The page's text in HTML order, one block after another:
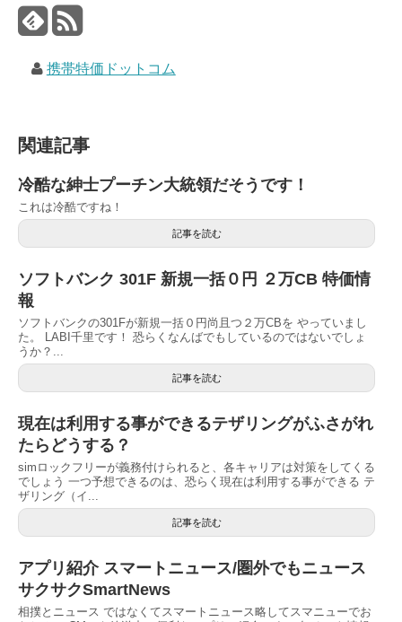
携帯特価ドットコム
関連記事
冷酷な紳士プーチン大統領だそうです！
これは冷酷ですね！
記事を読む
ソフトバンク 301F 新規一括０円 ２万CB 特価情
報
ソフトバンクの301Fが新規一括０円尚且つ２万CBを やっていまし
た。 LABI千里です！ 恐らくなんばでもしているのではないでしょ
うか？...
記事を読む
現在は利用する事ができるテザリングがふさがれ
たらどうする？
simロックフリーが義務付けられると、各キャリアは対策をしてくる
でしょう 一つ予想できるのは、恐らく現在は利用する事ができる テ
ザリング（イ...
記事を読む
アプリ紹介 スマートニュース/圏外でもニュース
サクサクSmartNews
相撲とニュース ではなくてスマートニュース略してスマニューでお